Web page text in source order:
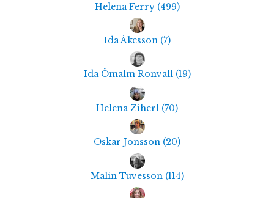
Helena Ferry (499)
Ida Åkesson (7)
Ida Ömalm Ronvall (19)
Helena Ziherl (70)
Oskar Jonsson (20)
Malin Tuvesson (114)